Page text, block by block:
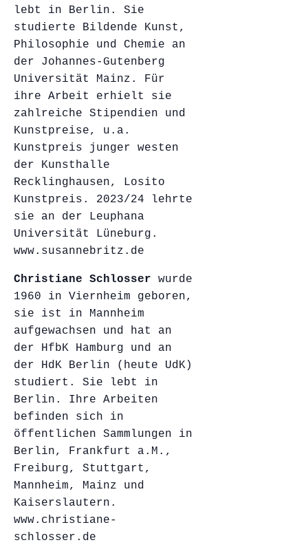
lebt in Berlin. Sie
studierte Bildende Kunst,
Philosophie und Chemie an
der Johannes-Gutenberg
Universität Mainz. Für
ihre Arbeit erhielt sie
zahlreiche Stipendien und
Kunstpreise, u.a.
Kunstpreis junger westen
der Kunsthalle
Recklinghausen, Losito
Kunstpreis. 2023/24 lehrte
sie an der Leuphana
Universität Lüneburg.
www.susannebritz.de
Christiane Schlosser wurde
1960 in Viernheim geboren,
sie ist in Mannheim
aufgewachsen und hat an
der HfbK Hamburg und an
der HdK Berlin (heute UdK)
studiert. Sie lebt in
Berlin. Ihre Arbeiten
befinden sich in
öffentlichen Sammlungen in
Berlin, Frankfurt a.M.,
Freiburg, Stuttgart,
Mannheim, Mainz und
Kaiserslautern.
www.christiane-
schlosser.de